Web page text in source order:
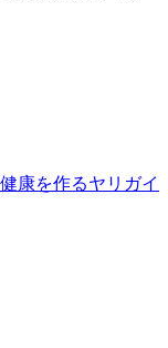
康を作るヤリガイ